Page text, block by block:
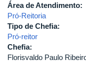
Área de Atendimento:
Pró-Reitoria
Tipo de Chefia:
Pró-reitor
Chefia:
Florisvaldo Paulo